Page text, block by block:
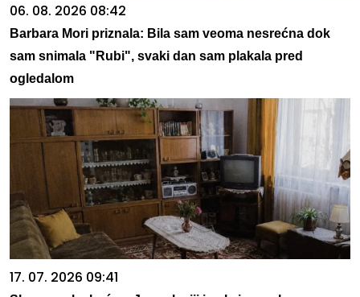
06. 08. 2026 08:42
Barbara Mori priznala: Bila sam veoma nesrećna dok
sam snimala "Rubi", svaki dan sam plakala pred
ogledalom
17. 07. 2026 09:41